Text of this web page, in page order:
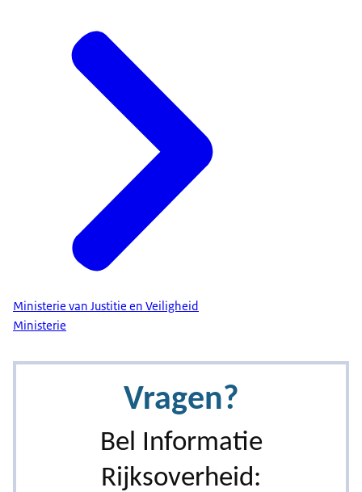
Ministerie van Justitie en Veiligheid
Ministerie